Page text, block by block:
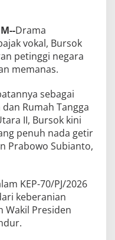
Drama
vokal, Bursok
petinggi negara
memanas.
sebagai
Rumah Tangga
II, Bursok kini
penuh nada getir
Prabowo Subianto,
KEP-70/PJ/2026
keberanian
Wakil Presiden